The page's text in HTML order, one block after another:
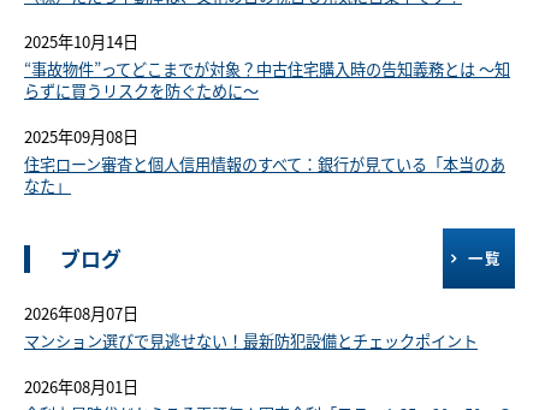
2025年10月14日
“事故物件”ってどこまでが対象？中古住宅購入時の告知義務とは ～知
らずに買うリスクを防ぐために～
2025年09月08日
住宅ローン審査と個人信用情報のすべて：銀行が見ている「本当のあ
なた」
ブログ 一覧
2026年08月07日
マンション選びで見逃せない！最新防犯設備とチェックポイント
2026年08月01日